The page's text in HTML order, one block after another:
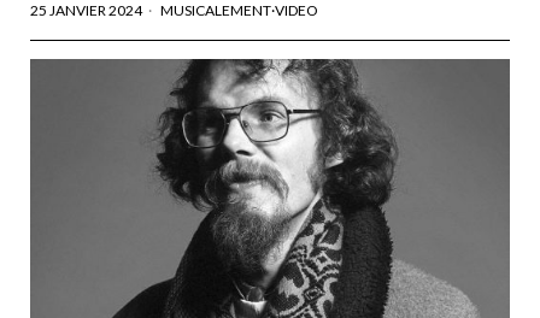
25 JANVIER 2024 MUSICALEMENT·VIDEO